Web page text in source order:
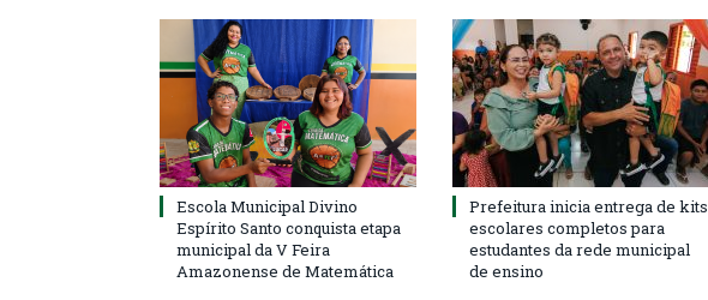
Escola Municipal Divino
Espírito Santo conquista etapa
municipal da V Feira
Amazonense de Matemática
Prefeitura inicia entrega de kits
escolares completos para
estudantes da rede municipal
de ensino